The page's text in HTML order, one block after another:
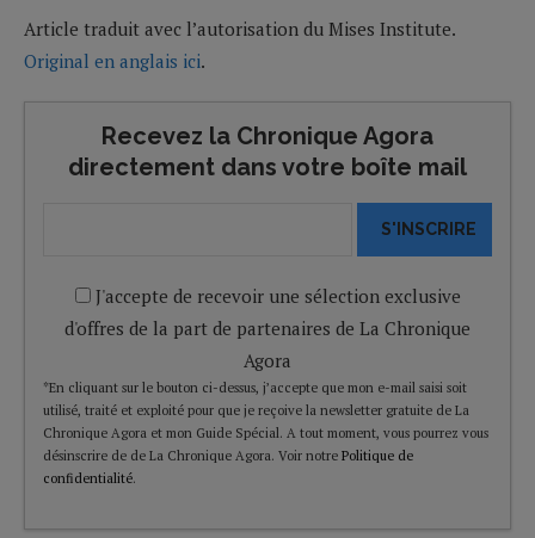
Article traduit avec l’autorisation du Mises Institute.
Original en anglais ici.
Recevez la Chronique Agora
directement dans votre boîte mail
S'INSCRIRE
J'accepte de recevoir une sélection exclusive
d'offres de la part de partenaires de La Chronique
Agora
*En cliquant sur le bouton ci-dessus, j’accepte que mon e-mail saisi soit
utilisé, traité et exploité pour que je reçoive la newsletter gratuite de La
Chronique Agora et mon Guide Spécial. A tout moment, vous pourrez vous
désinscrire de de La Chronique Agora. Voir notre Politique de
confidentialité.